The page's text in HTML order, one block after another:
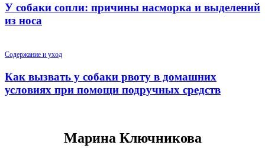
У собаки сопли: причины насморка и выделений
из носа
Содержание и уход
Как вызвать у собаки рвоту в домашних
условиях при помощи подручных средств
Марина Ключникова